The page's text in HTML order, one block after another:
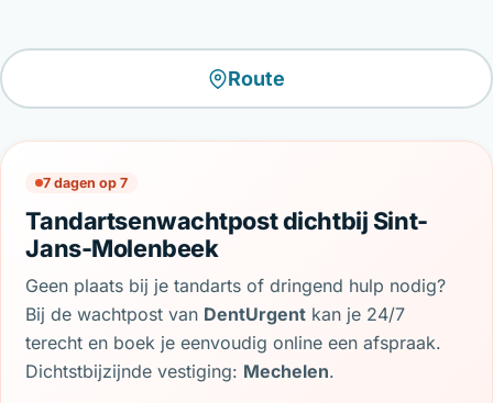
Route
7 dagen op 7
Tandartsenwachtpost dichtbij Sint-
Jans-Molenbeek
Geen plaats bij je tandarts of dringend hulp nodig?
Bij de wachtpost van DentUrgent kan je 24/7
terecht en boek je eenvoudig online een afspraak.
Dichtstbijzijnde vestiging: Mechelen.